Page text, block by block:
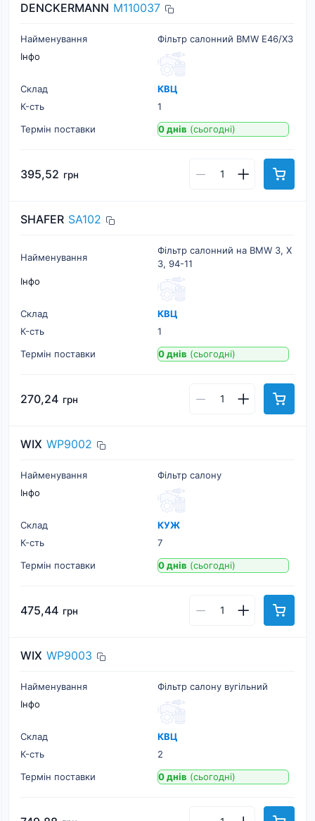
DENCKERMANN M110037
Найменування
Фільтр салонний BMW E46/X3
Інфо
Склад
КВЦ
К-cть
1
Термін поставки
0 днів (сьогодні)
395,52 грн
SHAFER SA102
Найменування
Фільтр салонний на BMW 3, X
3, 94-11
Інфо
Склад
КВЦ
К-cть
1
Термін поставки
0 днів (сьогодні)
270,24 грн
WIX WP9002
Найменування
Фільтр салону
Інфо
Склад
КУЖ
К-cть
7
Термін поставки
0 днів (сьогодні)
475,44 грн
WIX WP9003
Найменування
Фільтр салону вугільний
Інфо
Склад
КВЦ
К-cть
2
Термін поставки
0 днів (сьогодні)